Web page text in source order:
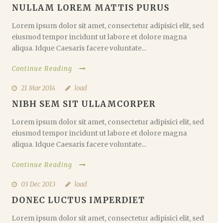
NULLAM LOREM MATTIS PURUS
Lorem ipsum dolor sit amet, consectetur adipisici elit, sed
eiusmod tempor incidunt ut labore et dolore magna
aliqua. Idque Caesaris facere voluntate...
Continue Reading
21 Mar 2014 load
NIBH SEM SIT ULLAMCORPER
Lorem ipsum dolor sit amet, consectetur adipisici elit, sed
eiusmod tempor incidunt ut labore et dolore magna
aliqua. Idque Caesaris facere voluntate...
Continue Reading
03 Dec 2013 load
DONEC LUCTUS IMPERDIET
Lorem ipsum dolor sit amet, consectetur adipisici elit, sed